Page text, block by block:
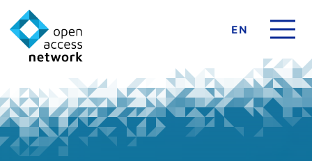
EN